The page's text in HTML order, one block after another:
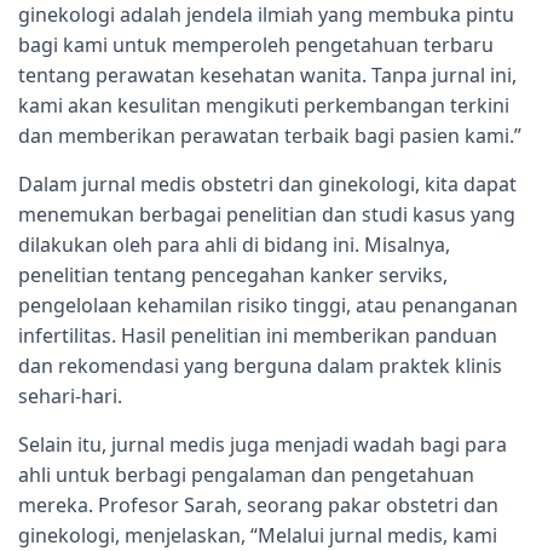
ginekologi adalah jendela ilmiah yang membuka pintu
bagi kami untuk memperoleh pengetahuan terbaru
tentang perawatan kesehatan wanita. Tanpa jurnal ini,
kami akan kesulitan mengikuti perkembangan terkini
dan memberikan perawatan terbaik bagi pasien kami.”
Dalam jurnal medis obstetri dan ginekologi, kita dapat
menemukan berbagai penelitian dan studi kasus yang
dilakukan oleh para ahli di bidang ini. Misalnya,
penelitian tentang pencegahan kanker serviks,
pengelolaan kehamilan risiko tinggi, atau penanganan
infertilitas. Hasil penelitian ini memberikan panduan
dan rekomendasi yang berguna dalam praktek klinis
sehari-hari.
Selain itu, jurnal medis juga menjadi wadah bagi para
ahli untuk berbagi pengalaman dan pengetahuan
mereka. Profesor Sarah, seorang pakar obstetri dan
ginekologi, menjelaskan, “Melalui jurnal medis, kami